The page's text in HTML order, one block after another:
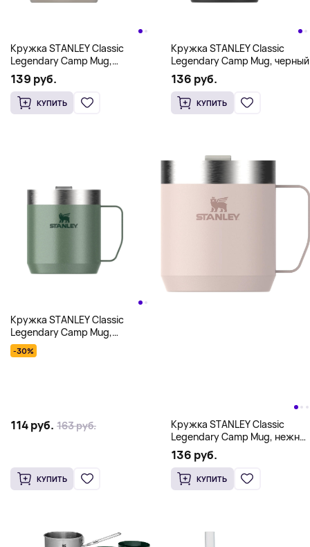
Кружка STANLEY Classic
Legendary Camp Mug,
бежевый
139 руб.
КУПИТЬ
Кружка STANLEY Classic
Legendary Camp Mug, черный
136 руб.
КУПИТЬ
Кружка STANLEY Classic
Legendary Camp Mug,
зеленый
-30%
114 руб. 163 руб.
КУПИТЬ
Кружка STANLEY Classic
Legendary Camp Mug, нежно-
розовый
136 руб.
КУПИТЬ